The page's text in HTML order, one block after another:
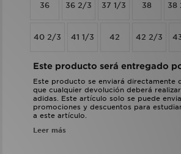
36 36 2/3 37 1/3 38 38
40 2/3 41 1/3 42 42 2/3
Este producto será entregado
Este producto se enviará directamente
que cualquier devolución deberá
adidas. Este artículo solo se puede
promociones y descuentos para
a este artículo.
Leer más